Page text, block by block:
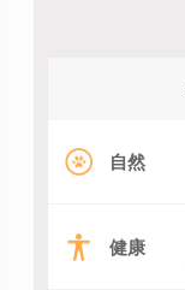
自然
健康